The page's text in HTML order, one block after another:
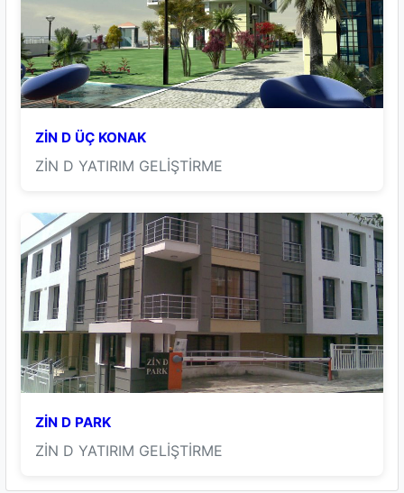
ZİN D ÜÇ KONAK
ZİN D YATIRIM GELİŞTİRME
ZİN D PARK
ZİN D YATIRIM GELİŞTİRME